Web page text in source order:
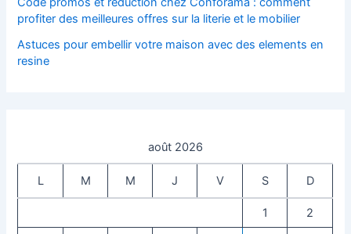
profiter des meilleures offres sur la literie et le mobilier
Astuces pour embellir votre maison avec des elements en
resine
août 2026
L M M J V S D
1 2